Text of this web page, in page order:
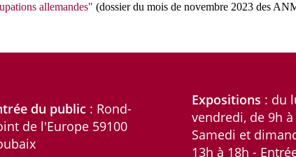
allemandes" (dossier du mois de novembre 2023 des
du public : Rond-
de l'Europe 59100
Expositions : du
vendredi, de 9h à
Samedi et
13h à 18h -